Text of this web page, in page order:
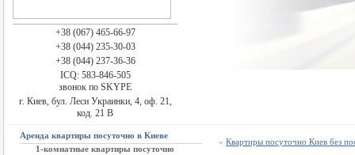
+38 (067) 465-66-97
+38 (044) 235-30-03
+38 (044) 237-36-36
ICQ: 583-846-505
звонок по SKYPE
г. Киев, бул. Леси Украинки, 4, оф. 21,
код. 21 В
Аренда квартиры посуточно в Киеве
1-комнатные квартиры посуточно
» Квартиры посуточно Киев без